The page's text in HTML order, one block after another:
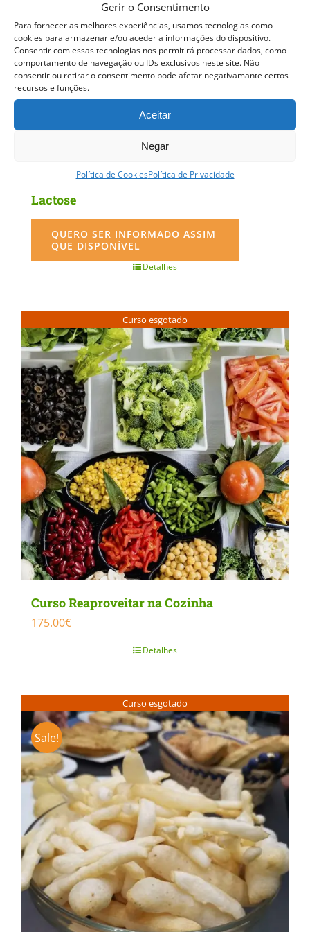
Gerir o Consentimento
Para fornecer as melhores experiências, usamos tecnologias como
cookies para armazenar e/ou aceder a informações do dispositivo.
Consentir com essas tecnologias nos permitirá processar dados, como
comportamento de navegação ou IDs exclusivos neste site. Não
consentir ou retirar o consentimento pode afetar negativamante certos
recursos e funções.
Aceitar
Negar
Política de CookiesPolítica de Privacidade
Curso Pastelaria – Sem Glúten Sem
Lactose
QUERO SER INFORMADO ASSIM
QUE DISPONÍVEL
Detalhes
Curso esgotado
Curso Reaproveitar na Cozinha
175.00€
Detalhes
Curso esgotado
Sale!